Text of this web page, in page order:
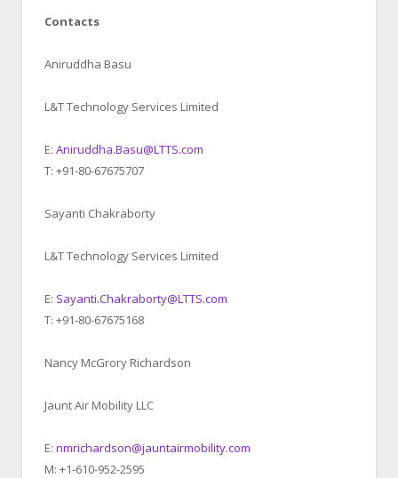
Contacts
Aniruddha Basu
L&T Technology Services Limited
E: Aniruddha.Basu@LTTS.com
T: +91-80-67675707
Sayanti Chakraborty
L&T Technology Services Limited
E: Sayanti.Chakraborty@LTTS.com
T: +91-80-67675168
Nancy McGrory Richardson
Jaunt Air Mobility LLC
E: nmrichardson@jauntairmobility.com
M: +1-610-952-2595